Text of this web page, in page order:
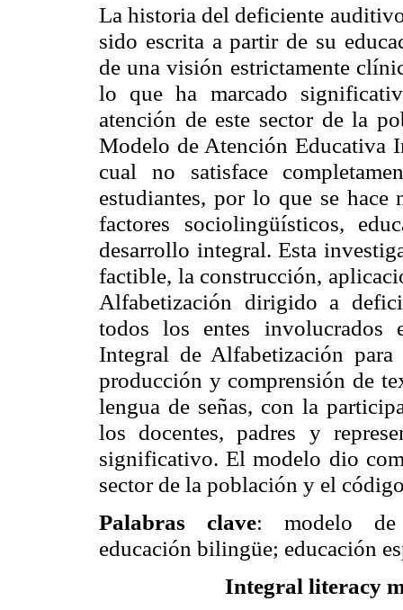
La historia del deficiente
sido escrita a partir de su
de una visión estrictamente
lo que ha marcado
atención de este sector de la
Modelo de Atención Educativa
cual no satisface
estudiantes, por lo que se hace
factores sociolingüísticos,
desarrollo integral. Esta
factible, la construcción,
Alfabetización dirigido a
todos los entes involucrados
Integral de Alfabetización
producción y comprensión de
lengua de señas, con la
los docentes, padres y
significativo. El modelo dio
sector de la población y el
Palabras clave: modelo de
educación bilingüe; educación
Integral literacy